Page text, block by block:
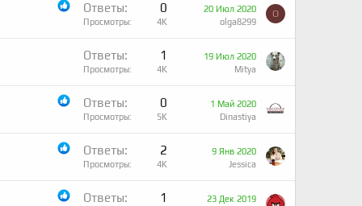
Ответы 0
Просмотры 4K
20 Июл 2020
olga8299
O
Ответы 1
Просмотры 4K
19 Июл 2020
Mitya
Ответы 0
Просмотры 5K
1 Май 2020
Dinastiya
Ответы 2
Просмотры 4K
9 Янв 2020
Jessica
Ответы 1
23 Дек 2019